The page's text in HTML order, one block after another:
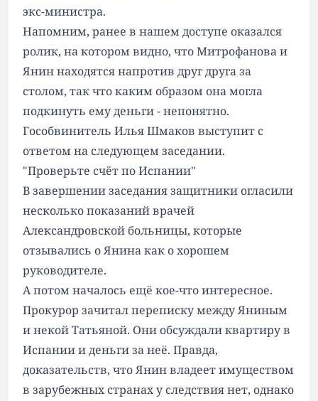
экс-министра.
Напомним, ранее в нашем доступе оказался
ролик, на котором видно, что Митрофанова и
Янин находятся напротив друг друга за
столом, так что каким образом она могла
подкинуть ему деньги - непонятно.
Гособвинитель Илья Шмаков выступит с
ответом на следующем заседании.
"Проверьте счёт по Испании"
В завершении заседания защитники огласили
несколько показаний врачей
Александровской больницы, которые
отзывались о Янина как о хорошем
руководителе.
А потом началось ещё кое-что интересное.
Прокурор зачитал переписку между Яниным
и некой Татьяной. Они обсуждали квартиру в
Испании и деньги за неё. Правда,
доказательств, что Янин владеет имуществом
в зарубежных странах у следствия нет, однако